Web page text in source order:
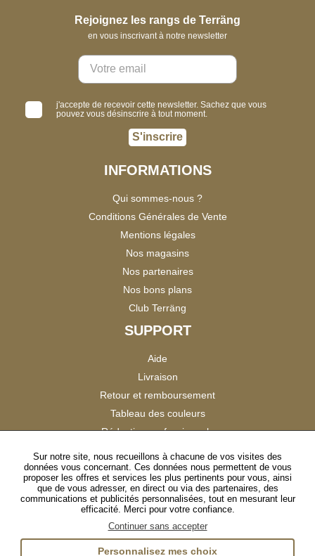
Rejoignez les rangs de Terräng
en vous inscrivant à notre newsletter
j'accepte de recevoir cette newsletter. Sachez que vous
pouvez vous désinscrire à tout moment.
S'inscrire
INFORMATIONS
Qui sommes-nous ?
Conditions Générales de Vente
Mentions légales
Nos magasins
Nos partenaires
Nos bons plans
Club Terräng
SUPPORT
Aide
Livraison
Retour et remboursement
Tableau des couleurs
Réduction professionnels
Satisfaction Clients
SUIVEZ-NOUS
Sur notre site, nous recueillons à chacune de vos visites des
données vous concernant. Ces données nous permettent de vous
proposer les offres et services les plus pertinents pour vous, ainsi
que de vous adresser, en direct ou via des partenaires, des
communications et publicités personnalisées, tout en mesurant leur
efficacité. Merci pour votre confiance.
Continuer sans accepter
Personnalisez mes choix